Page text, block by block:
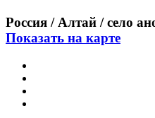
Россия / Алтай / село
Показать на карте